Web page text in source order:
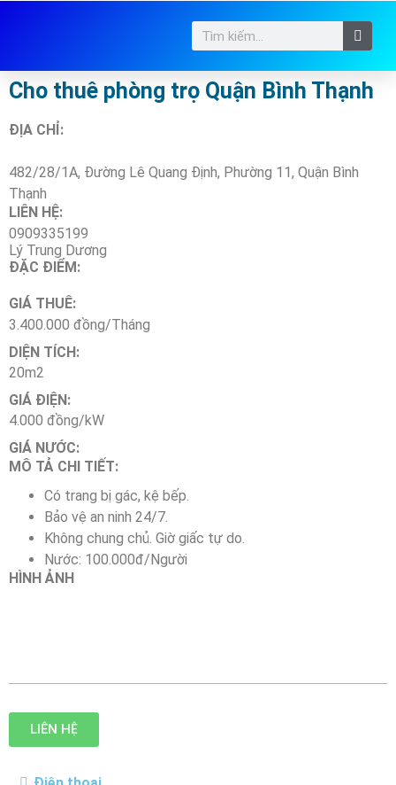
Cho thuê phòng trọ Quận Bình Thạnh
ĐỊA CHỈ:
482/28/1A, Đường Lê Quang Định, Phường 11, Quận Bình
Thạnh
LIÊN HỆ:
0909335199
Lý Trung Dương
ĐẶC ĐIỂM:
GIÁ THUÊ:
3.400.000 đồng/Tháng
DIỆN TÍCH:
20m2
GIÁ ĐIỆN:
4.000 đồng/kW
GIÁ NƯỚC:
MÔ TẢ CHI TIẾT:
Có trang bị gác, kệ bếp.
Bảo vệ an ninh 24/7.
Không chung chủ. Giờ giấc tự do.
Nước: 100.000đ/Người
HÌNH ẢNH
LIÊN HỆ